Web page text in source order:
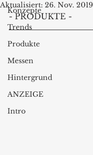
Konzepte
Trends
Produkte
Messen
Hintergrund
ANZEIGE
Intro
Aktualisiert: 26. Nov. 2019
- PRODUKTE -